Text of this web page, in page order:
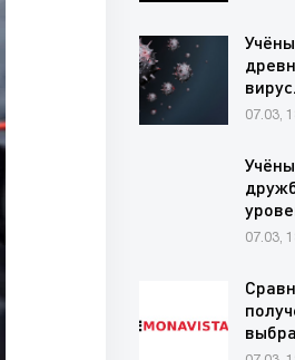
07.03,
на…
07.03,